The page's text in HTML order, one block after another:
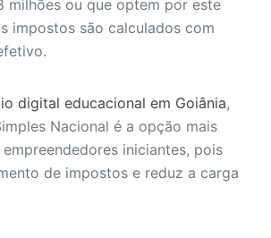
milhões ou que optem por este
impostos são calculados com
digital educacional em Goiânia,
Nacional é a opção mais
iniciantes, pois
de impostos e reduz a carga